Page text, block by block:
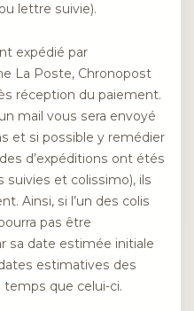
lettre suivie).
expédié par
La Poste, Chronopost
réception du paiement.
mail vous sera envoyé
et si possible y remédier
d’expéditions ont étés
suivies et colissimo), ils
Ainsi, si l’un des colis
pas être
sa date estimée initiale
estimatives des
que celui-ci.